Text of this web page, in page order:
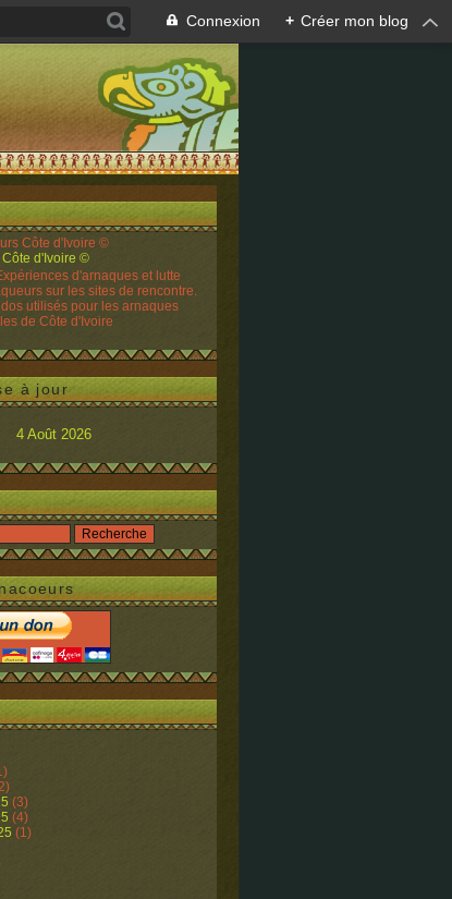
Connexion + Créer mon blog
Côte d'Ivoire ©
d'arnaques et lutte
sur les sites de rencontre.
utilisés pour les arnaques
de Côte d'Ivoire
à jour
4 Août 2026
(3)
(4)
(1)